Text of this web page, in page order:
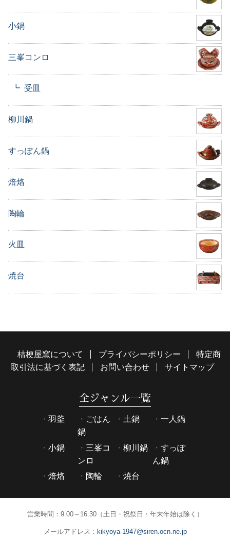
小鍋
三峯コンロ
受皿
柳川鍋
すっぽん鍋
焙烙
陶輪
火皿
焼台
桔梗屋窯について プライバシーポリシー
特定商
取引法に基づく表記
お問い合わせ サイトマップ
全ジャンル一覧
羽釜
ごはん
鍋
土鍋 一人鍋
小鍋
三峯コ
ンロ
柳川鍋
すっぽ
ん鍋
焙烙
陶輪 焼台
営業時間：9:00～16:30（土日・祝祭日・年末年始は除く）
メールアドレス： kikyoya-1947@siren.ocn.ne.jp